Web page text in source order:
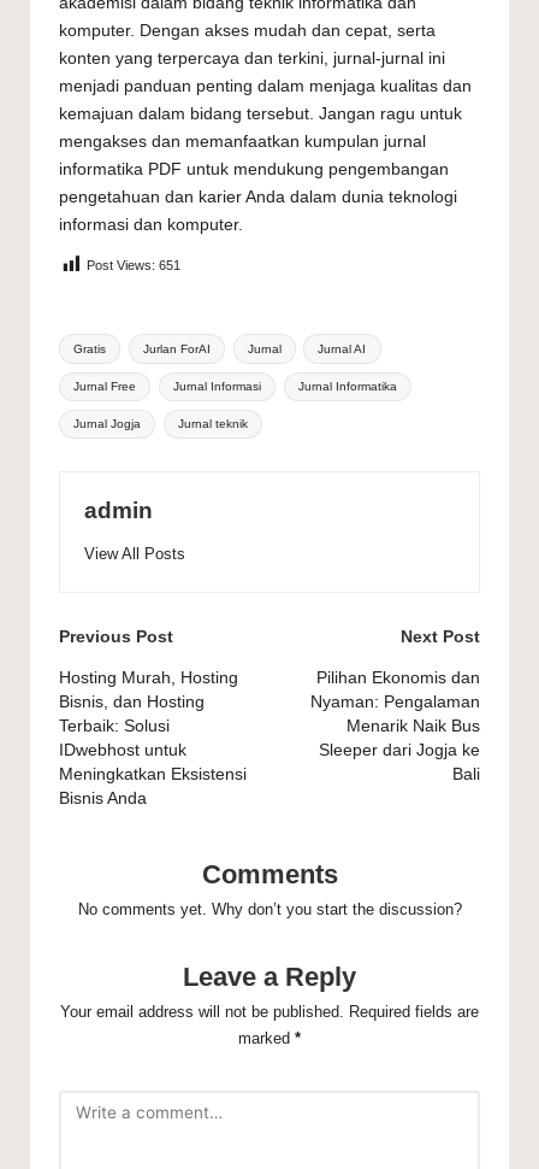
komputer. Dengan akses mudah dan cepat, serta
konten yang terpercaya dan terkini, jurnal-jurnal ini
menjadi panduan penting dalam menjaga kualitas dan
kemajuan dalam bidang tersebut. Jangan ragu untuk
mengakses dan memanfaatkan kumpulan jurnal
informatika PDF untuk mendukung pengembangan
pengetahuan dan karier Anda dalam dunia teknologi
informasi dan komputer.
Post Views: 651
Tags:
Gratis Jurlan ForAI Jurnal Jurnal AI
Jurnal Free Jurnal Informasi Jurnal Informatika
Jurnal Jogja Jurnal teknik
admin
View All Posts
Post
navigation
Previous Post
Hosting Murah, Hosting
Bisnis, dan Hosting
Terbaik: Solusi
IDwebhost untuk
Meningkatkan Eksistensi
Bisnis Anda
Next Post
Pilihan Ekonomis dan
Nyaman: Pengalaman
Menarik Naik Bus
Sleeper dari Jogja ke
Bali
Comments
No comments yet. Why don’t you start the discussion?
Leave a Reply
Your email address will not be published. Required fields are
marked *